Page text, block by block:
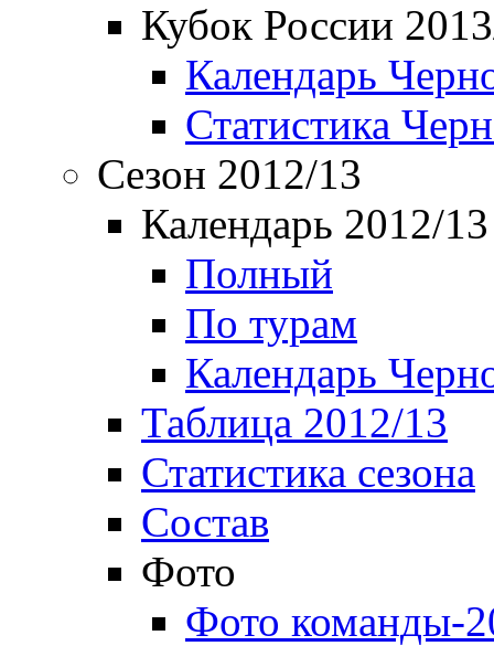
Кубок России
Календарь
Статистика
Сезон 2012/13
Календарь 2012/13
Полный
По турам
Календарь
Таблица 2012/13
Статистика сезона
Состав
Фото
Фото команды-